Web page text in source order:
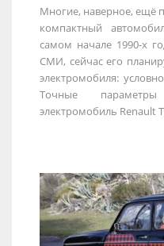
Многие, наверное, ещё
компактный
самом начале 1990-х
СМИ, сейчас его
электромобиля:
Точные параметры
электромобиль Renault